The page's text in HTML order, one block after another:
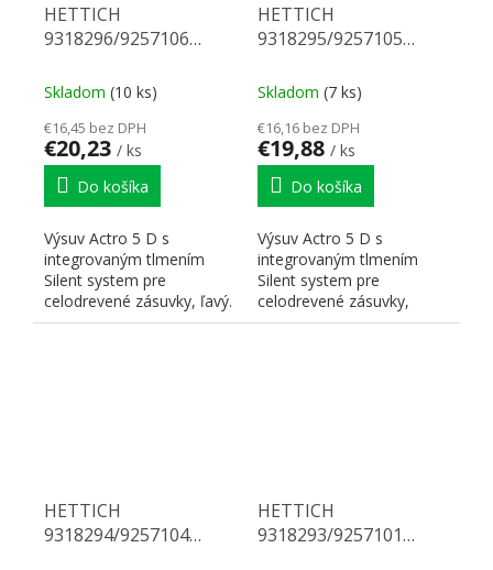
HETTICH
9318296/9257106
70 kg SiSy L
Skladom (10 ks)
€16,45 bez DPH
€20,23 / ks
Do košíka
Výsuv Actro 5 D s
integrovaným tlmením
Silent system pre
celodrevené zásuvky, ľavý.
Nosnosť 70 kg, dĺžka 520
HETTICH
9318295/9257105
70 kg SiSy P
Skladom (7 ks)
€16,16 bez DPH
€19,88 / ks
Do košíka
Výsuv Actro 5 D s
integrovaným tlmením
Silent system pre
celodrevené zásuvky,
pravý. Nosnosť 70 kg,
HETTICH
9318294/9257104
HETTICH
9318293/9257101